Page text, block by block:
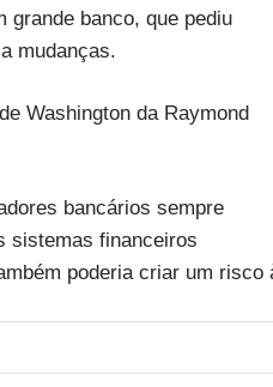
banco, que pediu
mudanças.
Washington da Raymond
bancários sempre
sistemas financeiros
poderia criar um risco